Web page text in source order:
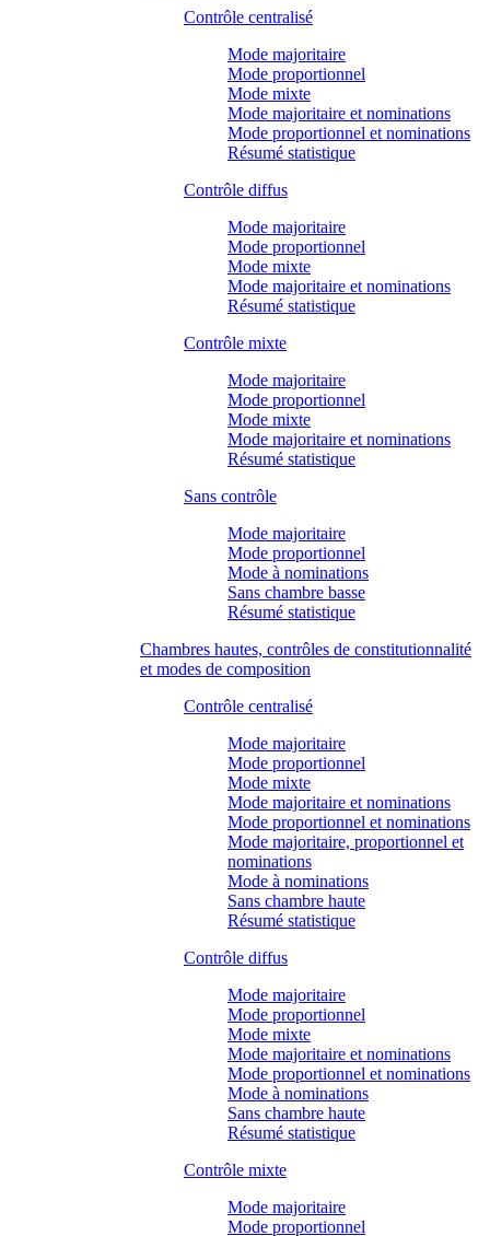
Contrôle centralisé
Mode majoritaire
Mode proportionnel
Mode mixte
Mode majoritaire et nominations
Mode proportionnel et nominations
Résumé statistique
Contrôle diffus
Mode majoritaire
Mode proportionnel
Mode mixte
Mode majoritaire et nominations
Résumé statistique
Contrôle mixte
Mode majoritaire
Mode proportionnel
Mode mixte
Mode majoritaire et nominations
Résumé statistique
Sans contrôle
Mode majoritaire
Mode proportionnel
Mode à nominations
Sans chambre basse
Résumé statistique
Chambres hautes, contrôles de constitutionnalité
et modes de composition
Contrôle centralisé
Mode majoritaire
Mode proportionnel
Mode mixte
Mode majoritaire et nominations
Mode proportionnel et nominations
Mode majoritaire, proportionnel et
nominations
Mode à nominations
Sans chambre haute
Résumé statistique
Contrôle diffus
Mode majoritaire
Mode proportionnel
Mode mixte
Mode majoritaire et nominations
Mode proportionnel et nominations
Mode à nominations
Sans chambre haute
Résumé statistique
Contrôle mixte
Mode majoritaire
Mode proportionnel